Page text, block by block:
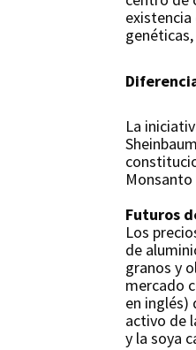
La
Futuros
Los
de
granos y
mercado
en inglés)
activo de
y la soya